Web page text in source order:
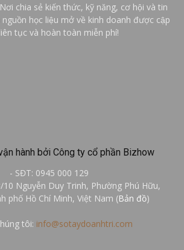
chia sẻ kiến thức, kỹ năng, cơ hội và tin
học liệu mở về kinh doanh được cập
tục và hoàn toàn miễn phí!
hành bởi Công ty cổ phần Bizhow
- SĐT: 0945 000 129
10 Nguyễn Duy Trinh, Phường Phú Hữu,
phố Hồ Chí Minh, Việt Nam (Bản đồ)
tôi: info@sotaydoanhtri.com